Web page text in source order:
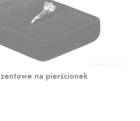
na pierścionek